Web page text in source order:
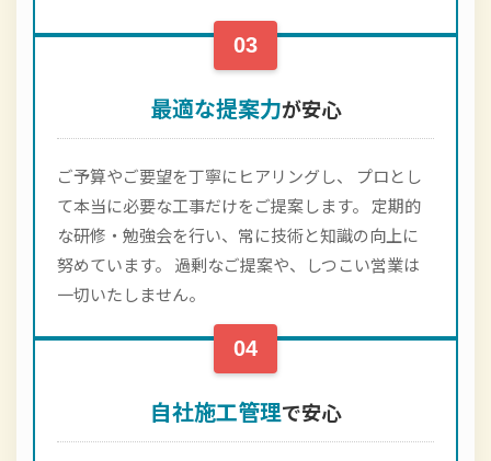
03
最適な提案力が安心
ご予算やご要望を丁寧にヒアリングし、 プロとし
て本当に必要な工事だけをご提案します。 定期的
な研修・勉強会を行い、常に技術と知識の向上に
努めています。 過剰なご提案や、しつこい営業は
一切いたしません。
04
自社施工管理で安心